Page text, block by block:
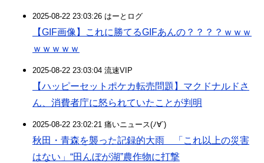
2025-08-22 23:03:26 はーとログ
【GIF画像】これに勝てるGIFあんの？？？？ｗｗｗ
ｗｗｗｗｗ
2025-08-22 23:03:04 流速VIP
【ハッピーセットポケカ転売問題】マクドナルドさ
ん、消費者庁に怒られていたことが判明
2025-08-22 23:02:21 痛いニュース(ﾉ∀`)
秋田・青森を襲った記録的大雨 「これ以上の災害
はない」“田んぼが湖”農作物に打撃